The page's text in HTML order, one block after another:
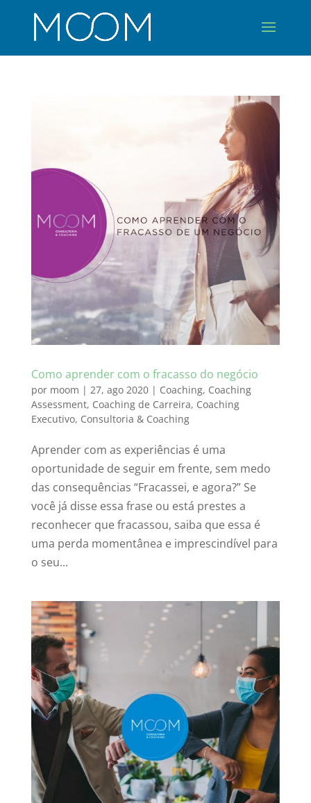
Como aprender com o fracasso do negócio
por moom | 27, ago 2020| Coaching, Coaching
Assessment, Coaching de Carreira, Coaching
Executivo, Consultoria & Coaching
Aprender com as experiências é uma
oportunidade de seguir em frente, sem medo
das consequências “Fracassei, e agora?” Se
você já disse essa frase ou está prestes a
reconhecer que fracassou, saiba que essa é
uma perda momentânea e imprescindível para
o seu...